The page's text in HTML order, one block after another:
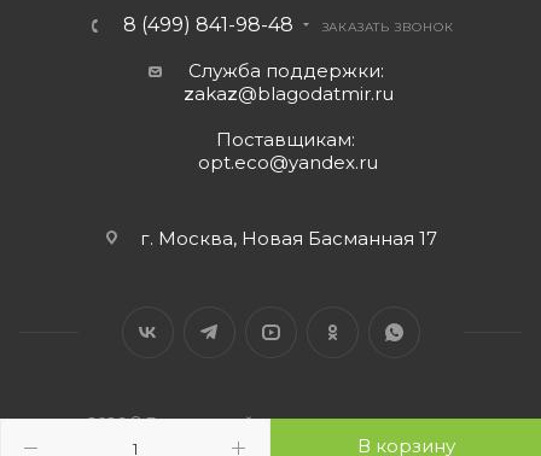
В корзину
8 (499) 841-98-48 ЗАКАЗАТЬ ЗВОНОК
Служба поддержки:
zakaz@blagodatmir.ru
Поставщикам:
opt.eco@yandex.ru
г. Москва, Новая Басманная 17
2026 © Благодатный мир - интернет-магазин